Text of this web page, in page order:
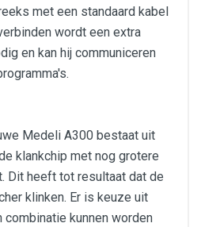
met een standaard kabel
wordt een extra
en kan hij communiceren
Medeli A300 bestaat uit
klankchip met nog grotere
Dit heeft tot resultaat dat de
klinken. Er is keuze uit
kunnen worden